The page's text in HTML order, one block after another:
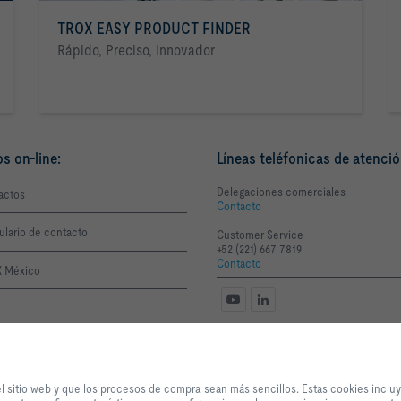
TROX EASY PRODUCT FINDER
Rápido, Preciso, Innovador
on-line:
de contacto
México
Líneas teléfonicas de
Delegaciones comerciales
Contacto
Customer Service
+52 (221) 667 7819
Contacto
funcionamiento del sitio y para el control de nuestros servicios y
web y que los procesos de compra sean más sencillos. Estas cookies